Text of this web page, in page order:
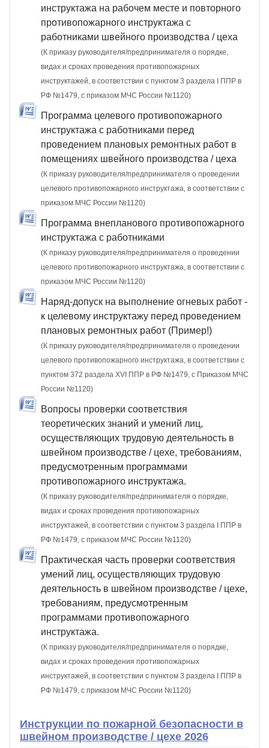
инструктажа на рабочем месте и повторного
противопожарного инструктажа с
работниками швейного производства / цеха
(К приказу руководителя/предпринимателя о порядке,
видах и сроках проведения противопожарных
инструктажей, в соответствии с пунктом 3 раздела I ППР в
РФ №1479, с приказом МЧС России №1120)
Программа целевого противопожарного
инструктажа с работниками перед
проведением плановых ремонтных работ в
помещениях швейного производства / цеха
(К приказу руководителя/предпринимателя о проведении
целевого противопожарного инструктажа, в соответствии с
приказом МЧС России №1120)
Программа внепланового противопожарного
инструктажа с работниками
(К приказу руководителя/предпринимателя о проведении
целевого противопожарного инструктажа, в соответствии с
приказом МЧС России №1120)
Наряд-допуск на выполнение огневых работ -
к целевому инструктажу перед проведением
плановых ремонтных работ (Пример!)
(К приказу руководителя/предпринимателя о проведении
целевого противопожарного инструктажа, в соответствии с
пунктом 372 раздела XVI ППР в РФ №1479, c Приказом МЧС
России №1120)
Вопросы проверки соответствия
теоретических знаний и умений лиц,
осуществляющих трудовую деятельность в
швейном производстве / цехе, требованиям,
предусмотренным программами
противопожарного инструктажа.
(К приказу руководителя/предпринимателя о порядке,
видах и сроках проведения противопожарных
инструктажей, в соответствии с пунктом 3 раздела I ППР в
РФ №1479, с приказом МЧС России №1120)
Практическая часть проверки соответствия
умений лиц, осуществляющих трудовую
деятельность в швейном производстве / цехе,
требованиям, предусмотренным
программами противопожарного
инструктажа.
(К приказу руководителя/предпринимателя о порядке,
видах и сроках проведения противопожарных
инструктажей, в соответствии с пунктом 3 раздела I ППР в
РФ №1479, с приказом МЧС России №1120)
Инструкции по пожарной безопасности в
швейном производстве / цехе 2026